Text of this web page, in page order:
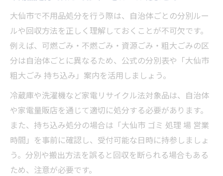
大仙市で不用品処分を行う際は、自治体ごとの分別ルー
ルや回収方法を正しく理解しておくことが不可欠です。
例えば、可燃ごみ・不燃ごみ・資源ごみ・粗大ごみの区
分は自治体ごとに異なるため、公式の分別表や「大仙市
粗大ごみ 持ち込み」案内を活用しましょう。
冷蔵庫や洗濯機など家電リサイクル法対象品は、自治体
や家電量販店を通じて適切に処分する必要があります。
また、持ち込み処分の場合は「大仙市 ゴミ 処理 場 営業
時間」を事前に確認し、受付可能な日時に持参しましょ
う。分別や搬出方法を誤ると回収を断られる場合もある
ため、注意が必要です。